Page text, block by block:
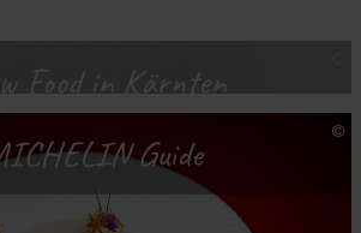
Food in Kärnten
Guide